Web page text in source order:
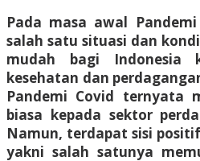
Pada masa awal
salah satu situasi dan
mudah bagi Indonesia
kesehatan dan
Pandemi Covid ternyata
biasa kepada sektor
Namun, terdapat sisi
yakni salah satunya